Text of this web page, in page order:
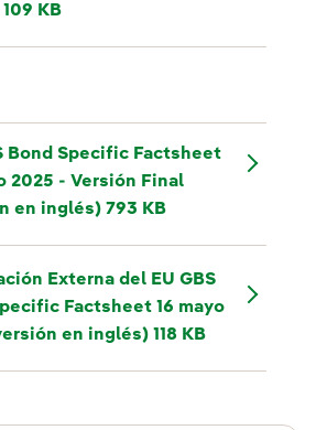
KB
Bond Specific Factsheet
2025 - Versión Final
en inglés) 793 KB
Externa del EU GBS
Factsheet 16 mayo
en inglés) 118 KB